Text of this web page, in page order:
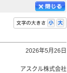
2026年5月26日
アスクル株式会社